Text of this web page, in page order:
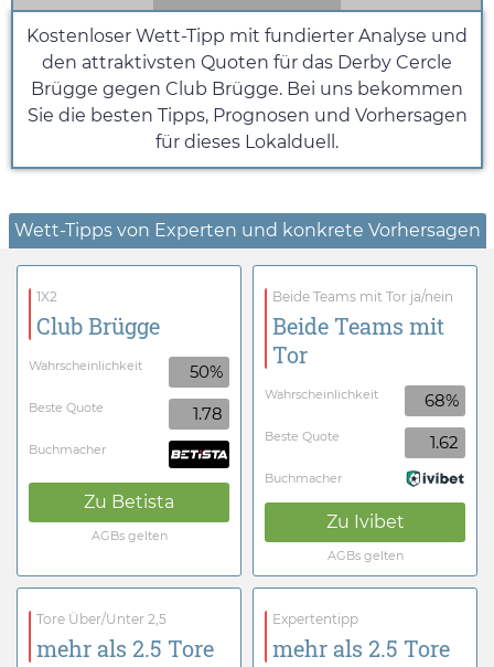
Kostenloser Wett-Tipp mit fundierter Analyse und
den attraktivsten Quoten für das Derby Cercle
Brügge gegen Club Brügge. Bei uns bekommen
Sie die besten Tipps, Prognosen und Vorhersagen
für dieses Lokalduell.
Wett-Tipps von Experten und konkrete Vorhersagen
1X2
Club Brügge
Wahrscheinlichkeit 50%
Beste Quote 1.78
Buchmacher
Zu Betista
AGBs gelten
Beide Teams mit Tor ja/nein
Beide Teams mit
Tor
Wahrscheinlichkeit 68%
Beste Quote 1.62
Buchmacher
Zu Ivibet
AGBs gelten
Tore Über/Unter 2,5
mehr als 2.5 Tore
Expertentipp
mehr als 2.5 Tore